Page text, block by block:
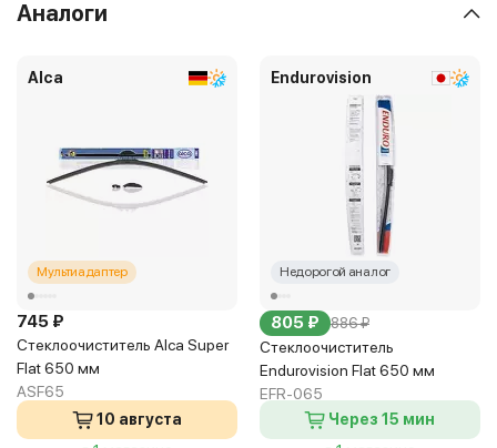
Аналоги
Alca
Мультиадаптер
745 ₽
Стеклоочиститель Alca Super
Flat 650 мм
ASF65
10 августа
Endurovision
Недорогой аналог
805 ₽ 886 ₽
Стеклоочиститель
Endurovision Flat 650 мм
EFR-065
Через 15 мин